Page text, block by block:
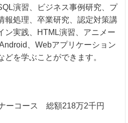
演習、ビジネス事例研究、プ
報処理、卒業研究、認定対策講
ン実践、HTML演習、アニメー
、Webアプリケーション
を学ぶことができます。
ーコース 総額218万2千円